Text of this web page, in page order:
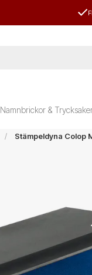
Namnbrickor &
Stämpeldyna Colop